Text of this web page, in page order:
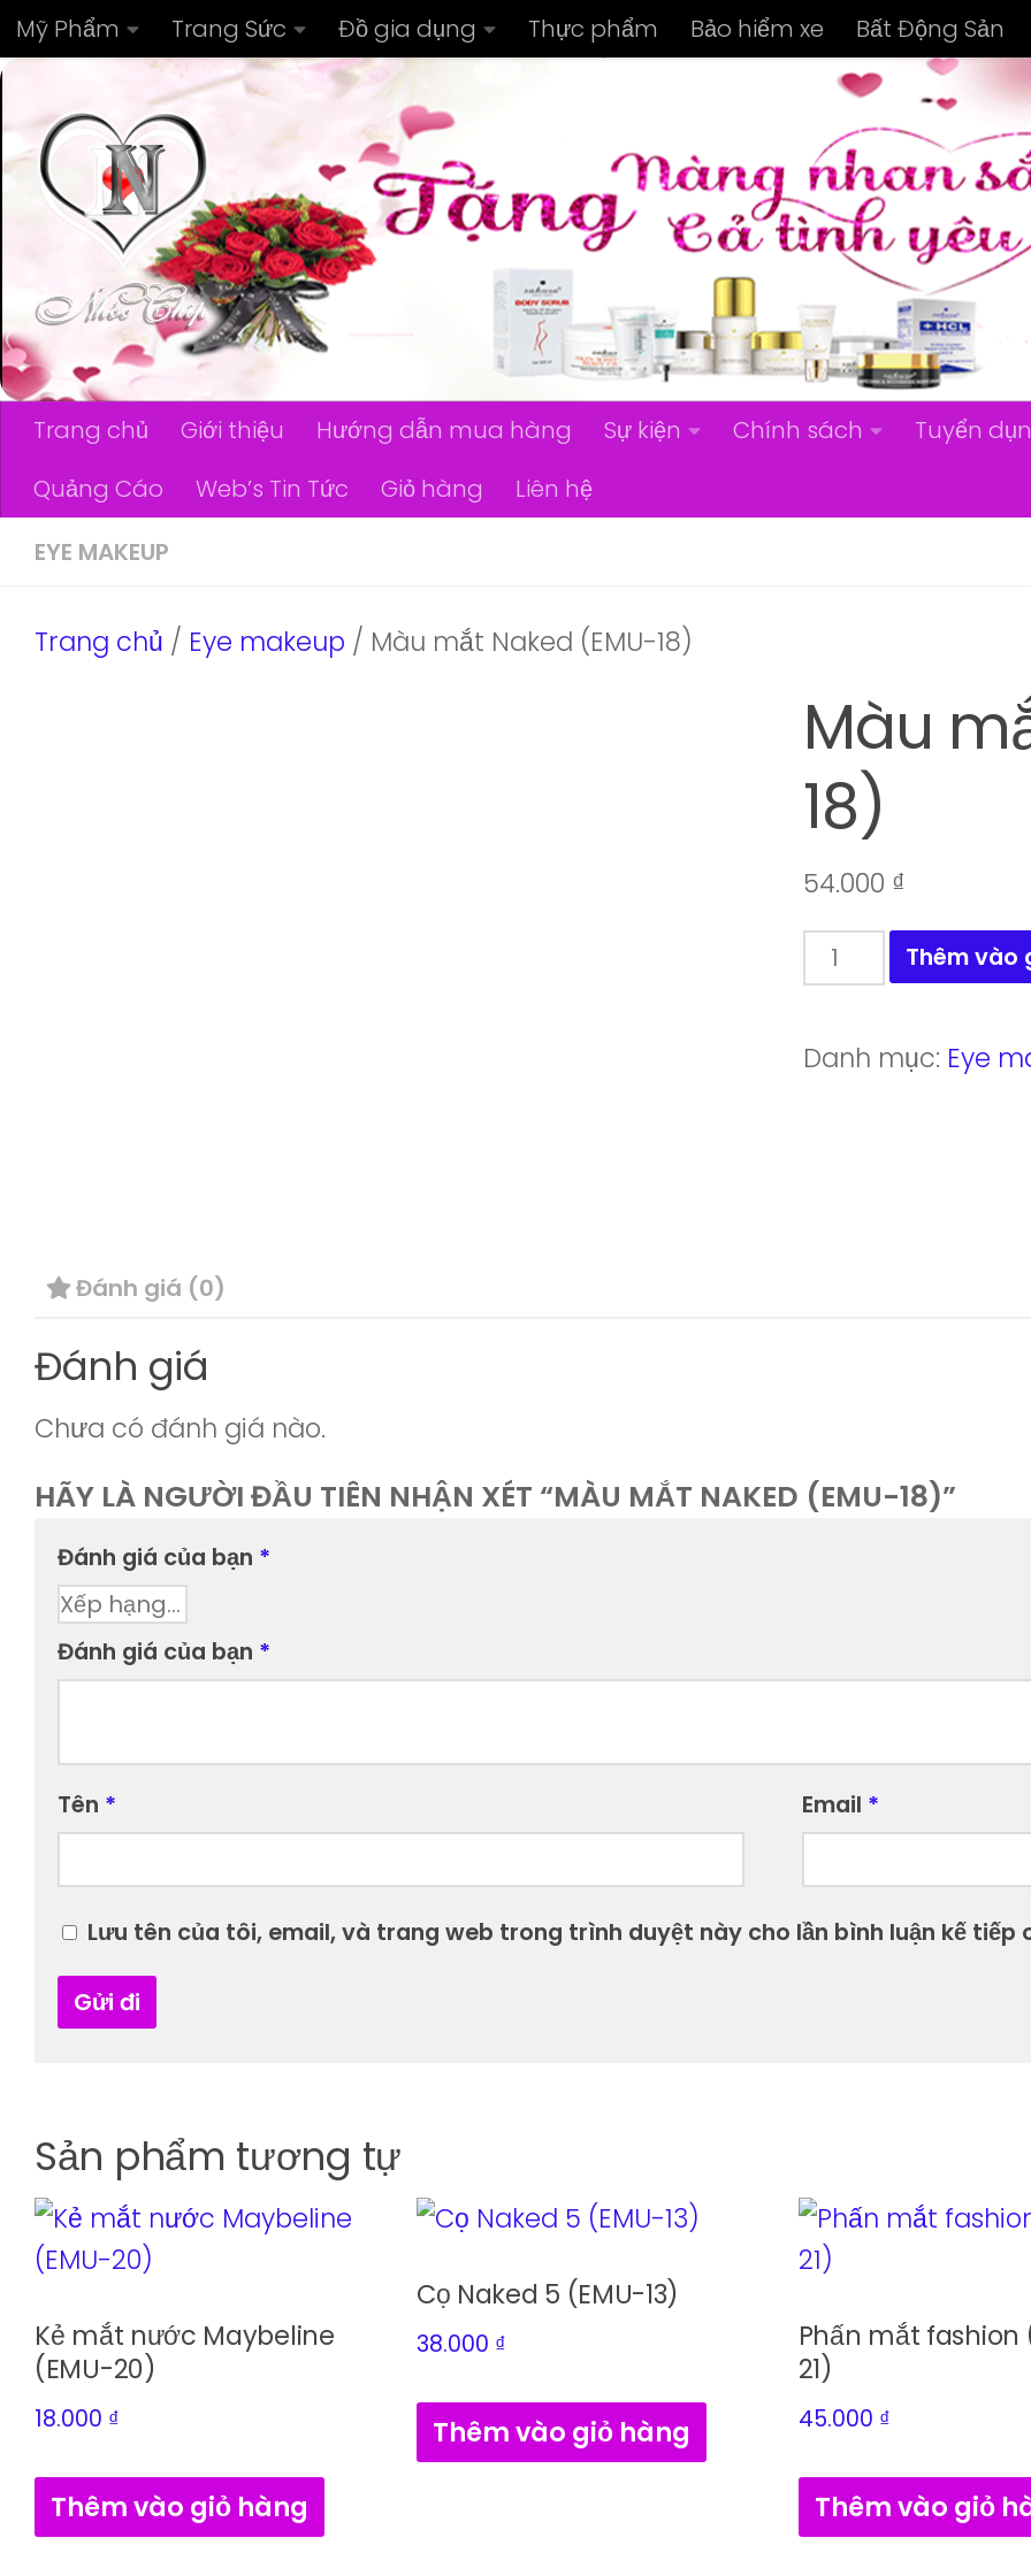
Skip to content
Mỹ Phẩm Trang Sức Đồ gia dụng Thực phẩm Bảo hiểm xe Bất Động Sản
Trang chủ Giới thiệu Hướng dẫn mua hàng Sự kiện Chính sách Tuyển
Quảng Cáo
Web’s Tin Tức Giỏ hàng
Liên hệ
EYE MAKEUP
Trang chủ / Eye makeup / Màu mắt Naked (EMU-18)
Màu
18)
54.000 ₫
Màu
mắt
(EMU-
Thêm vào
Danh mục: Eye
Đánh giá (0)
Đánh giá
Chưa có đánh giá nào.
HÃY LÀ NGƯỜI ĐẦU TIÊN NHẬN XÉT “MÀU MẮT NAKED (EMU-18)”
Đánh giá của bạn *
Đánh giá của bạn *
Tên * Email *
Lưu tên của tôi, email, và trang web trong trình duyệt này cho lần bình luận kế tiếp
Sản phẩm tương tự
Kẻ mắt nước Maybeline
(EMU-20)
18.000 ₫
Thêm vào giỏ hàng
Cọ Naked 5 (EMU-13)
38.000 ₫
Thêm vào giỏ hàng
Phấn mắt fashion
21)
45.000 ₫
Thêm vào giỏ